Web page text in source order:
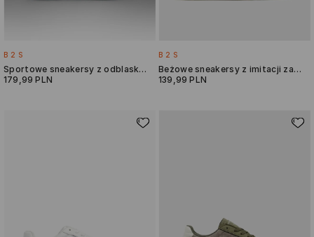
B2S
Sportowe sneakersy z odblaskowymi detalami
179,99 PLN
B2S
Beżowe sneakersy z imitacji zamszu
139,99 PLN